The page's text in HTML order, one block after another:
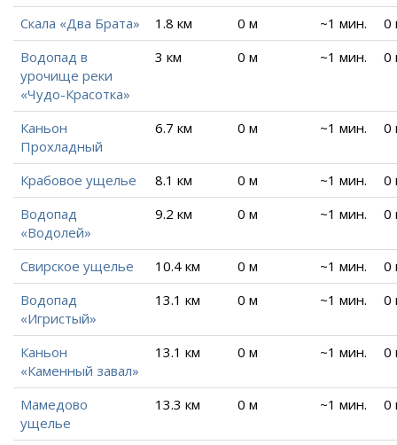
Скала «Два Брата» 1.8 км 0 м ~1 мин.
0
Водопад в
урочище реки
«Чудо-Красотка»
3 км 0 м ~1 мин. 0
Каньон
Прохладный
6.7 км 0 м ~1 мин. 0
Крабовое ущелье 8.1 км 0 м ~1 мин.
0
Водопад
«Водолей»
9.2 км 0 м ~1 мин. 0
Свирское ущелье 10.4 км 0 м ~1 мин.
0
Водопад
«Игристый»
13.1 км 0 м ~1 мин. 0
Каньон
«Каменный завал»
13.1 км 0 м ~1 мин. 0
Мамедово
ущелье
13.3 км 0 м ~1 мин. 0